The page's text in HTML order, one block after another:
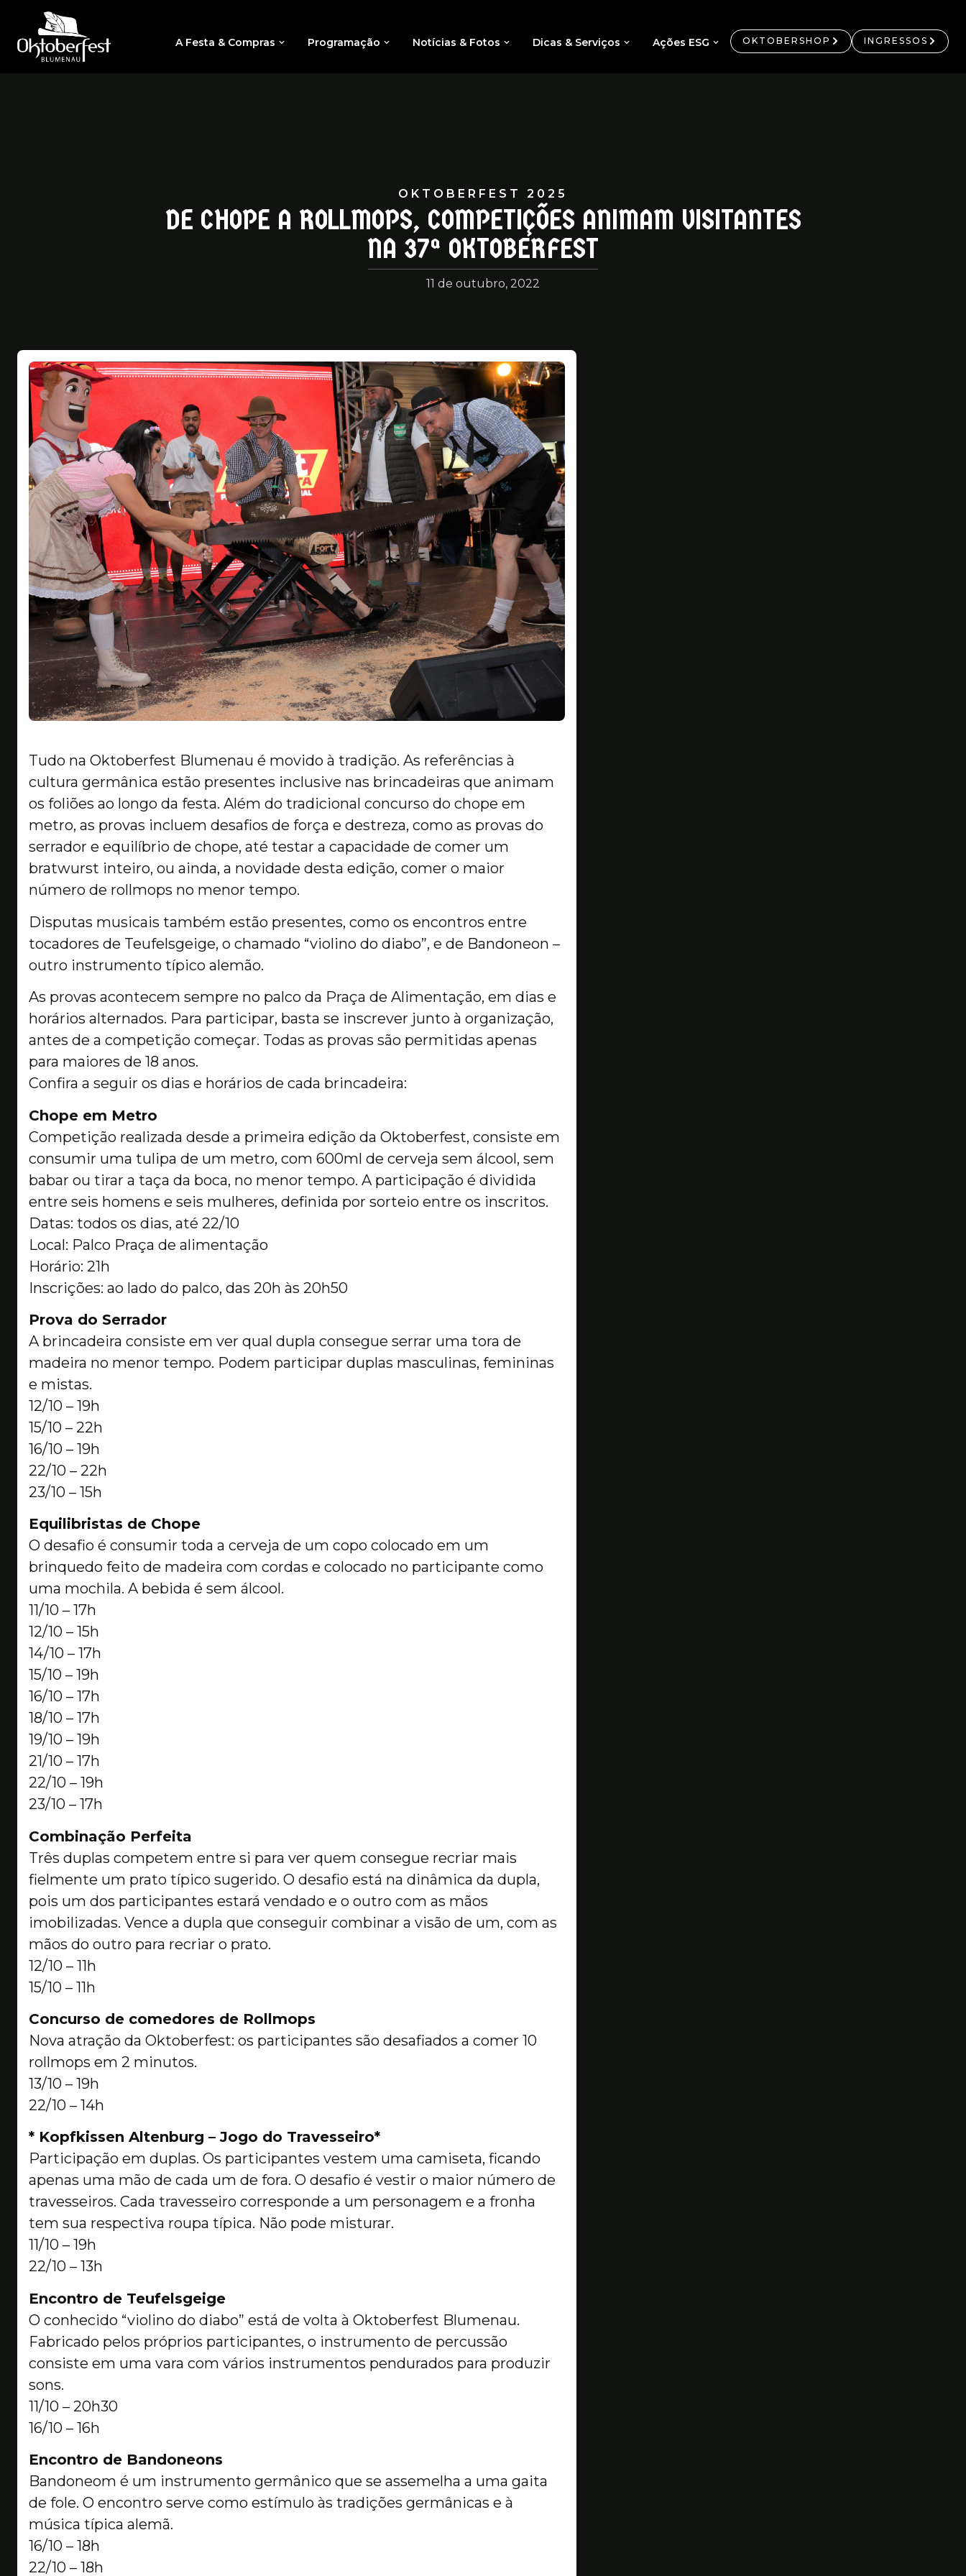
A Festa & Compras Programação Notícias & Fotos Dicas & Serviços Ações ESG OKTOBERSHOP INGRESSOS
OKTOBERFEST 2025
DE CHOPE A ROLLMOPS, COMPETIÇÕES ANIMAM VISITANTES
NA 37ª OKTOBERFEST
11 de outubro, 2022
Tudo na Oktoberfest Blumenau é movido à tradição. As referências à
cultura germânica estão presentes inclusive nas brincadeiras que animam
os foliões ao longo da festa. Além do tradicional concurso do chope em
metro, as provas incluem desafios de força e destreza, como as provas do
serrador e equilíbrio de chope, até testar a capacidade de comer um
bratwurst inteiro, ou ainda, a novidade desta edição, comer o maior
número de rollmops no menor tempo.
Disputas musicais também estão presentes, como os encontros entre
tocadores de Teufelsgeige, o chamado “violino do diabo”, e de Bandoneon –
outro instrumento típico alemão.
As provas acontecem sempre no palco da Praça de Alimentação, em dias e
horários alternados. Para participar, basta se inscrever junto à organização,
antes de a competição começar. Todas as provas são permitidas apenas
para maiores de 18 anos.
Confira a seguir os dias e horários de cada brincadeira:
Chope em Metro
Competição realizada desde a primeira edição da Oktoberfest, consiste em
consumir uma tulipa de um metro, com 600ml de cerveja sem álcool, sem
babar ou tirar a taça da boca, no menor tempo. A participação é dividida
entre seis homens e seis mulheres, definida por sorteio entre os inscritos.
Datas: todos os dias, até 22/10
Local: Palco Praça de alimentação
Horário: 21h
Inscrições: ao lado do palco, das 20h às 20h50
Prova do Serrador
A brincadeira consiste em ver qual dupla consegue serrar uma tora de
madeira no menor tempo. Podem participar duplas masculinas, femininas
e mistas.
12/10 – 19h
15/10 – 22h
16/10 – 19h
22/10 – 22h
23/10 – 15h
Equilibristas de Chope
O desafio é consumir toda a cerveja de um copo colocado em um
brinquedo feito de madeira com cordas e colocado no participante como
uma mochila. A bebida é sem álcool.
11/10 – 17h
12/10 – 15h
14/10 – 17h
15/10 – 19h
16/10 – 17h
18/10 – 17h
19/10 – 19h
21/10 – 17h
22/10 – 19h
23/10 – 17h
Combinação Perfeita
Três duplas competem entre si para ver quem consegue recriar mais
fielmente um prato típico sugerido. O desafio está na dinâmica da dupla,
pois um dos participantes estará vendado e o outro com as mãos
imobilizadas. Vence a dupla que conseguir combinar a visão de um, com as
mãos do outro para recriar o prato.
12/10 – 11h
15/10 – 11h
Concurso de comedores de Rollmops
Nova atração da Oktoberfest: os participantes são desafiados a comer 10
rollmops em 2 minutos.
13/10 – 19h
22/10 – 14h
* Kopfkissen Altenburg – Jogo do Travesseiro*
Participação em duplas. Os participantes vestem uma camiseta, ficando
apenas uma mão de cada um de fora. O desafio é vestir o maior número de
travesseiros. Cada travesseiro corresponde a um personagem e a fronha
tem sua respectiva roupa típica. Não pode misturar.
11/10 – 19h
22/10 – 13h
Encontro de Teufelsgeige
O conhecido “violino do diabo” está de volta à Oktoberfest Blumenau.
Fabricado pelos próprios participantes, o instrumento de percussão
consiste em uma vara com vários instrumentos pendurados para produzir
sons.
11/10 – 20h30
16/10 – 16h
Encontro de Bandoneons
Bandoneom é um instrumento germânico que se assemelha a uma gaita
de fole. O encontro serve como estímulo às tradições germânicas e à
música típica alemã.
16/10 – 18h
22/10 – 18h